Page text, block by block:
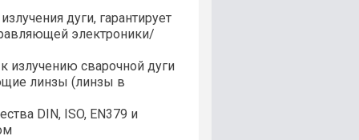
дуги, гарантирует
электроники/
излучению сварочной дуги
линзы (линзы в
DIN, ISO, EN379 и